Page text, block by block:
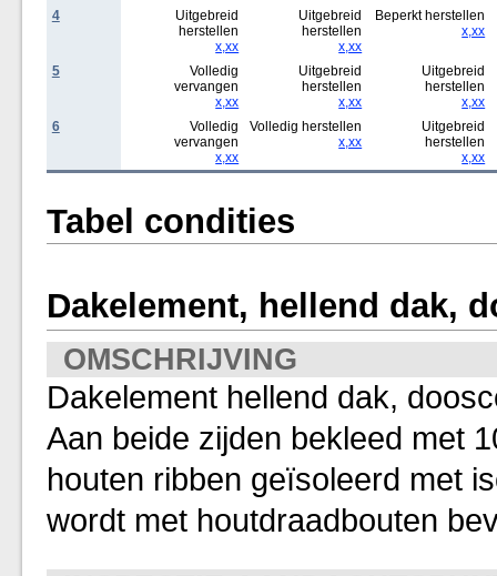
4
Uitgebreid
herstellen
x,xx
Uitgebreid
herstellen
x,xx
Beperkt herstellen
x,xx
5
Volledig
vervangen
x,xx
Uitgebreid
herstellen
x,xx
Uitgebreid
herstellen
x,xx
6
Volledig
vervangen
x,xx
Volledig herstellen
x,xx
Uitgebreid
herstellen
x,xx
Tabel condities
Dakelement, hellend dak,
OMSCHRIJVING
Dakelement hellend dak,
Aan beide zijden bekleed met
houten ribben geïsoleerd met
wordt met houtdraadbouten